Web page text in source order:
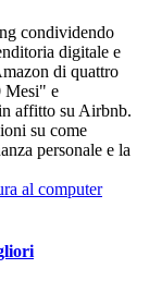
condividendo
digitale e
di quattro
Mesi" e
affitto su Airbnb.
su come
personale e la